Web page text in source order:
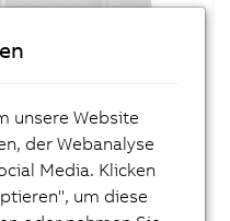
unsere Website
der Webanalyse
Media. Klicken
um diese